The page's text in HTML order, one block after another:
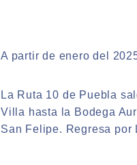
A partir de enero del
La Ruta 10 de Puebla
Villa hasta la Bodega
San Felipe. Regresa por